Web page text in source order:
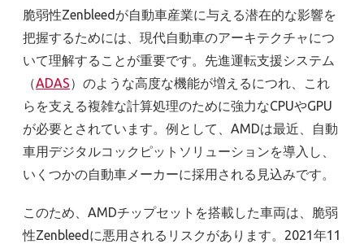
脆弱性Zenbleedが自動車産業に与える潜在的な影響を
把握するためには、現代自動車のアーキテクチャにつ
いて理解することが重要です。先進運転支援システム
（ADAS）のような高度な機能が増えるにつれ、これ
らを支える複雑な計算処理のために強力なCPUやGPU
が必要とされています。例として、AMDは最近、自動
車用デジタルコックピットソリューションを導入し、
いくつかの自動車メーカーに採用される見込みです。
このため、AMDチップセットを搭載した車両は、脆弱
性Zenbleedに悪用されるリスクがあります。2021年11